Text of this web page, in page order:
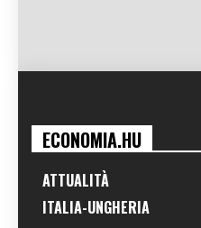
ECONOMIA.HU
ATTUALITÀ
ITALIA-UNGHERIA